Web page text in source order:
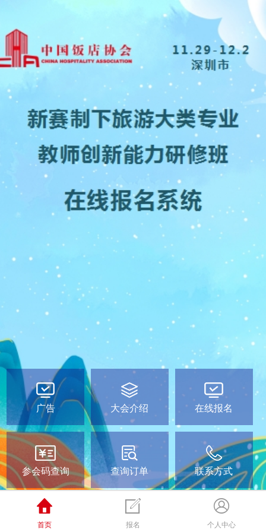
广告 大会介绍 在线报名
参会码查询 查询订单 联系方式
首页 报名 个人中心